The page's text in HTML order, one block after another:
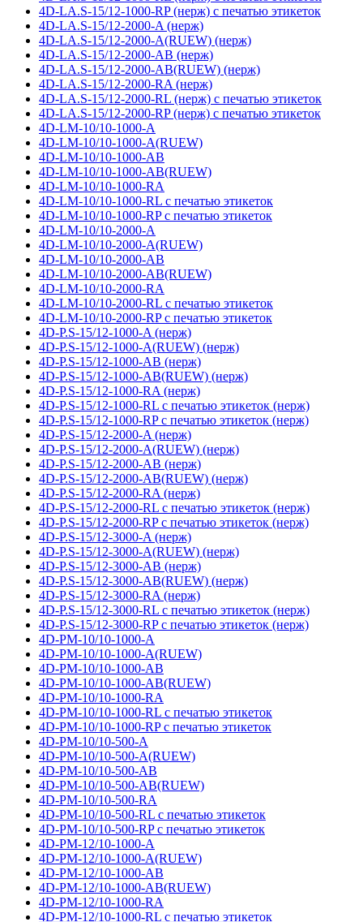
4D-LA.S-15/12-1000-RP (нерж) с печатью этикеток
4D-LA.S-15/12-2000-A (нерж)
4D-LA.S-15/12-2000-A(RUEW) (нерж)
4D-LA.S-15/12-2000-AB (нерж)
4D-LA.S-15/12-2000-AB(RUEW) (нерж)
4D-LA.S-15/12-2000-RA (нерж)
4D-LA.S-15/12-2000-RL (нерж) с печатью этикеток
4D-LA.S-15/12-2000-RP (нерж) с печатью этикеток
4D-LM-10/10-1000-A
4D-LM-10/10-1000-A(RUEW)
4D-LM-10/10-1000-AB
4D-LM-10/10-1000-AB(RUEW)
4D-LM-10/10-1000-RA
4D-LM-10/10-1000-RL с печатью этикеток
4D-LM-10/10-1000-RP с печатью этикеток
4D-LM-10/10-2000-A
4D-LM-10/10-2000-A(RUEW)
4D-LM-10/10-2000-AB
4D-LM-10/10-2000-AB(RUEW)
4D-LM-10/10-2000-RA
4D-LM-10/10-2000-RL с печатью этикеток
4D-LM-10/10-2000-RP с печатью этикеток
4D-P.S-15/12-1000-A (нерж)
4D-P.S-15/12-1000-A(RUEW) (нерж)
4D-P.S-15/12-1000-AB (нерж)
4D-P.S-15/12-1000-AB(RUEW) (нерж)
4D-P.S-15/12-1000-RA (нерж)
4D-P.S-15/12-1000-RL с печатью этикеток (нерж)
4D-P.S-15/12-1000-RP с печатью этикеток (нерж)
4D-P.S-15/12-2000-A (нерж)
4D-P.S-15/12-2000-A(RUEW) (нерж)
4D-P.S-15/12-2000-AB (нерж)
4D-P.S-15/12-2000-AB(RUEW) (нерж)
4D-P.S-15/12-2000-RA (нерж)
4D-P.S-15/12-2000-RL с печатью этикеток (нерж)
4D-P.S-15/12-2000-RP с печатью этикеток (нерж)
4D-P.S-15/12-3000-A (нерж)
4D-P.S-15/12-3000-A(RUEW) (нерж)
4D-P.S-15/12-3000-AB (нерж)
4D-P.S-15/12-3000-AB(RUEW) (нерж)
4D-P.S-15/12-3000-RA (нерж)
4D-P.S-15/12-3000-RL с печатью этикеток (нерж)
4D-P.S-15/12-3000-RP с печатью этикеток (нерж)
4D-PM-10/10-1000-A
4D-PM-10/10-1000-A(RUEW)
4D-PM-10/10-1000-AB
4D-PM-10/10-1000-AB(RUEW)
4D-PM-10/10-1000-RA
4D-PM-10/10-1000-RL с печатью этикеток
4D-PM-10/10-1000-RP с печатью этикеток
4D-PM-10/10-500-A
4D-PM-10/10-500-A(RUEW)
4D-PM-10/10-500-AB
4D-PM-10/10-500-AB(RUEW)
4D-PM-10/10-500-RA
4D-PM-10/10-500-RL с печатью этикеток
4D-PM-10/10-500-RP с печатью этикеток
4D-PM-12/10-1000-A
4D-PM-12/10-1000-A(RUEW)
4D-PM-12/10-1000-AB
4D-PM-12/10-1000-AB(RUEW)
4D-PM-12/10-1000-RA
4D-PM-12/10-1000-RL с печатью этикеток